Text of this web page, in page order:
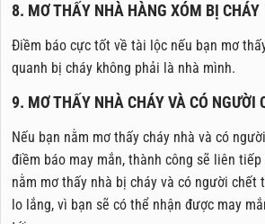
8. MƠ THẤY NHÀ HÀNG XÓM BỊ CHÁY
Điềm báo cực tốt về tài lộc nếu bạn mơ
quanh bị cháy không phải là nhà mình.
9. MƠ THẤY NHÀ CHÁY VÀ CÓ NGƯỜI
Nếu bạn nằm mơ thấy cháy nhà và có
điềm báo may mắn, thành công sẽ liên
nằm mơ thấy nhà bị cháy và có người chết
lo lắng, vì bạn sẽ có thể nhận được may